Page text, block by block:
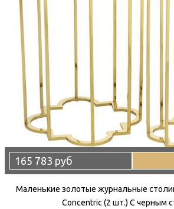
165 783 руб
Маленькие золотые журнальные
Concentric (2 шт.) С черным